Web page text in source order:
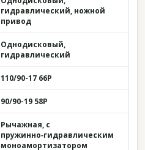
гидравлический, ножной
привод
Однодисковый,
гидравлический
110/90-17 66P
90/90-19 58P
Рычажная, с
пружинно‑гидравлическим
моноамортизатором